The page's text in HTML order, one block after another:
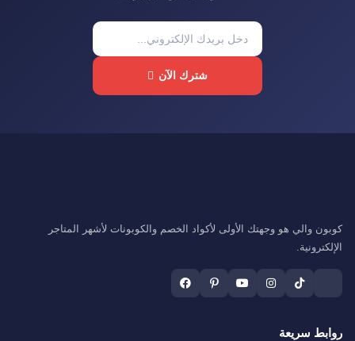
شترك الآن
كوبون والي هو وجهتك الأولى لأكواد الخصم والكوبونات لأشهر المتاجر
الإلكترونية.
روابط سريعة